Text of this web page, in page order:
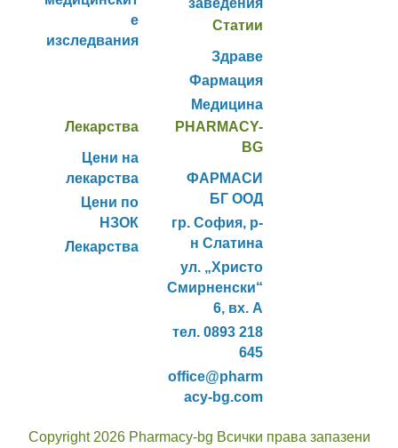
е
изследвания
Статии
Здраве
Фармация
Медицина
Лекарства
Цени на
лекарства
Цени по
НЗОК
Лекарства
PHARMACY-
BG
ФАРМАСИ
БГ ООД
гр. София, р-
н Слатина
ул. „Христо
Смирненски“
6, вх. А
тел. 0893 218
645
office@pharm
acy-bg.com
Copyright 2026 Pharmacy-bg Всички права запазени